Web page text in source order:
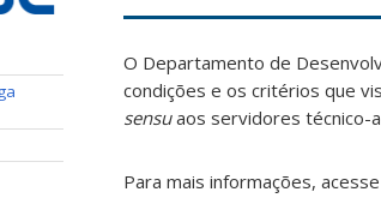
O Departamento de
condições e os critérios que
sensuaos servidores técnico-
Para mais informações,